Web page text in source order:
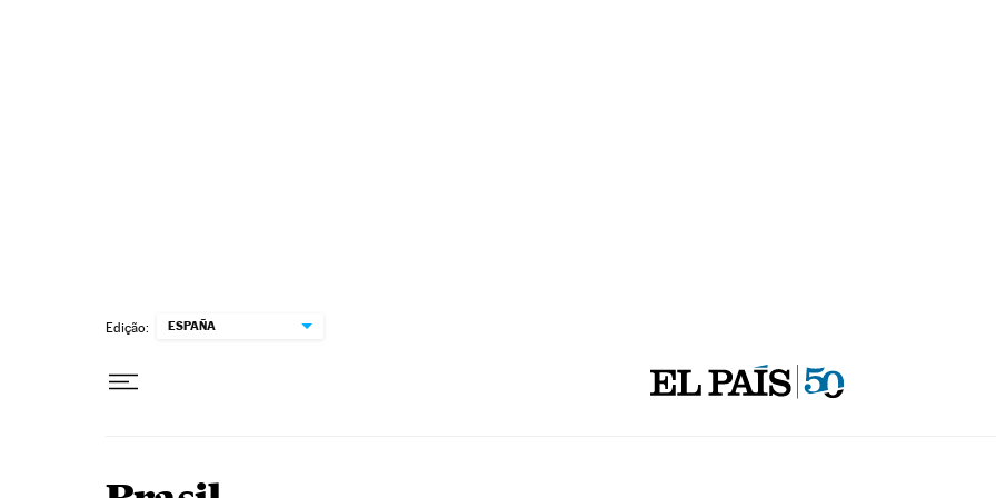
Edição: ESPAÑA